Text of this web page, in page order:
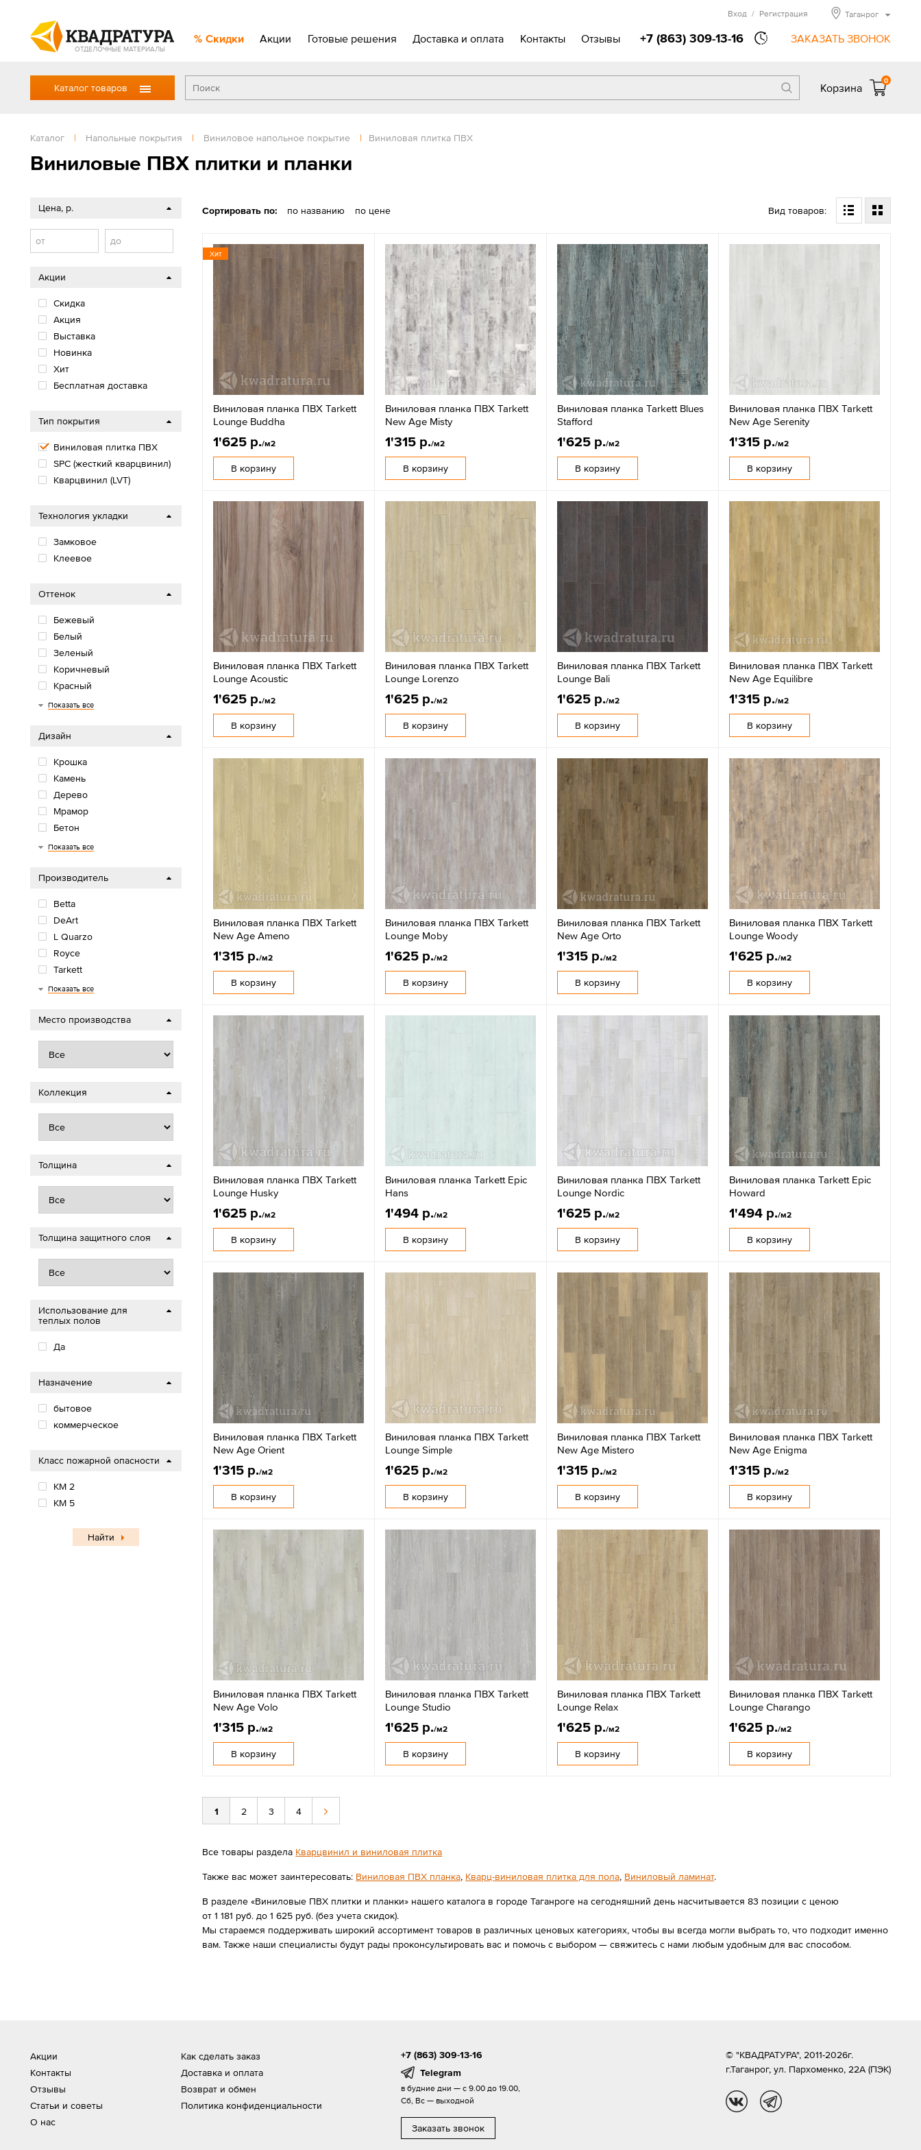
ОТДЕЛОЧНЫЕ МАТЕРИАЛЫ
Скидки Акции Готовые решения Доставка и оплата Контакты Отзывы +7 (863) 309-13-16 ЗАКАЗАТЬ ЗВОНОК
Вход / Регистрация Таганрог
Каталог товаров Корзина
0
Каталог | Напольные покрытия | Виниловое напольное покрытие | Виниловая плитка ПВХ
Виниловые ПВХ плитки и планки
Сортировать по: по названию по цене Вид товаров:
Хит
Виниловая планка ПВХ Tarkett
Lounge Buddha
1'625 р./м2
В корзину
Виниловая планка ПВХ Tarkett
New Age Misty
1'315 р./м2
В корзину
Виниловая планка Tarkett Blues
Stafford
1'625 р./м2
В корзину
Виниловая планка ПВХ Tarkett
New Age Serenity
1'315 р./м2
В корзину
Виниловая планка ПВХ Tarkett
Lounge Acoustic
1'625 р./м2
В корзину
Виниловая планка ПВХ Tarkett
Lounge Lorenzo
1'625 р./м2
В корзину
Виниловая планка ПВХ Tarkett
Lounge Bali
1'625 р./м2
В корзину
Виниловая планка ПВХ Tarkett
New Age Equilibre
1'315 р./м2
В корзину
Виниловая планка ПВХ Tarkett
New Age Ameno
1'315 р./м2
В корзину
Виниловая планка ПВХ Tarkett
Lounge Moby
1'625 р./м2
В корзину
Виниловая планка ПВХ Tarkett
New Age Orto
1'315 р./м2
В корзину
Виниловая планка ПВХ Tarkett
Lounge Woody
1'625 р./м2
В корзину
Виниловая планка ПВХ Tarkett
Lounge Husky
1'625 р./м2
В корзину
Виниловая планка Tarkett Epic
Hans
1'494 р./м2
В корзину
Виниловая планка ПВХ Tarkett
Lounge Nordic
1'625 р./м2
В корзину
Виниловая планка Tarkett Epic
Howard
1'494 р./м2
В корзину
Виниловая планка ПВХ Tarkett
New Age Orient
1'315 р./м2
В корзину
Виниловая планка ПВХ Tarkett
Lounge Simple
1'625 р./м2
В корзину
Виниловая планка ПВХ Tarkett
New Age Mistero
1'315 р./м2
В корзину
Виниловая планка ПВХ Tarkett
New Age Enigma
1'315 р./м2
В корзину
Виниловая планка ПВХ Tarkett
New Age Volo
1'315 р./м2
В корзину
Виниловая планка ПВХ Tarkett
Lounge Studio
1'625 р./м2
В корзину
Виниловая планка ПВХ Tarkett
Lounge Relax
1'625 р./м2
В корзину
Виниловая планка ПВХ Tarkett
Lounge Charango
1'625 р./м2
В корзину
1 2 3 4
Все товары раздела Кварцвинил и виниловая плитка
Также вас может заинтересовать: Виниловая ПВХ планка, Кварц-виниловая плитка для пола, Виниловый ламинат.
В разделе «Виниловые ПВХ плитки и планки» нашего каталога в городе Таганроге на сегодняшний день насчитывается 83 позиции с ценою
от 1 181 руб. до 1 625 руб. (без учета скидок).
Мы стараемся поддерживать широкий ассортимент товаров в различных ценовых категориях, чтобы вы всегда могли выбрать то, что подходит именно
вам. Также наши специалисты будут рады проконсультировать вас и помочь с выбором — свяжитесь с нами любым удобным для вас способом.
Цена, р.
от до
Акции
Скидка
Акция
Выставка
Новинка
Хит
Бесплатная доставка
Тип покрытия
Виниловая плитка ПВХ
SPС (жесткий кварцвинил)
Кварцвинил (LVT)
Технология укладки
Замковое
Клеевое
Оттенок
Бежевый
Белый
Зеленый
Коричневый
Красный
Многоцветный
Оранжевый/желтый
Розовый/фиолетовый
Серый
Синий/голубой
Черный
Показать все
Дизайн
Крошка
Камень
Дерево
Мрамор
Бетон
Елочка
Показать все
Производитель
Betta
DeArt
L Quarzo
Royce
Tarkett
Timber
Кронапласт
Показать все
Место производства
Коллекция
Толщина
Толщина защитного слоя
Использование для
теплых полов
Да
Назначение
бытовое
коммерческое
Класс пожарной опасности
КМ 2
КМ 5
Найти
Акции
Контакты
Отзывы
Статьи и советы
О нас
Как сделать заказ
Доставка и оплата
Возврат и обмен
Политика конфиденциальности
+7 (863) 309-13-16
Telegram
в будние дни — с 9.00 до 19.00,
Сб, Вс — выходной
Заказать звонок
© "КВАДРАТУРА", 2011-2026г.
г.Таганрог, ул. Пархоменко, 22А (ПЭК)